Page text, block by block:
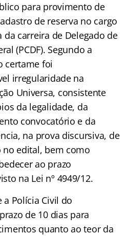
para provimento de
de reserva no cargo
da carreira de Delegado de
(PCDF). Segundo a
certame foi
irregularidade na
Universa, consistente
da legalidade, da
convocatório e da
na prova discursiva, de
edital, bem como
ao prazo
na Lei nº 4949/12.
a Polícia Civil do
de 10 dias para
quanto ao teor da